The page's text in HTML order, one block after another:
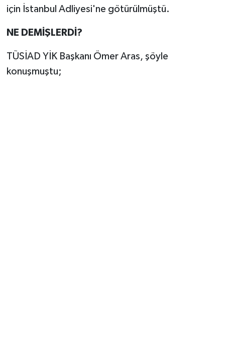
için İstanbul Adliyesi'ne götürülmüştü.
NE DEMİŞLERDİ?
TÜSİAD YİK Başkanı Ömer Aras, şöyle
konuşmuştu;